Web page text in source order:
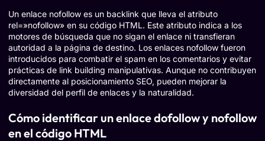
Un enlace nofollow es un backlink que lleva el atributo
rel=»nofollow» en su código HTML. Este atributo indica a los
motores de búsqueda que no sigan el enlace ni transfieran
autoridad a la página de destino. Los enlaces nofollow fueron
introducidos para combatir el spam en los comentarios y evitar
prácticas de link building manipulativas. Aunque no contribuyen
directamente al posicionamiento SEO, pueden mejorar la
diversidad del perfil de enlaces y la naturalidad.
Cómo identificar un enlace dofollow y nofollow
en el código HTML